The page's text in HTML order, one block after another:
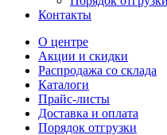
Контакты
О центре
Акции и скидки
Распродажа со склада
Каталоги
Прайс-листы
Доставка и оплата
Порядок отгрузки